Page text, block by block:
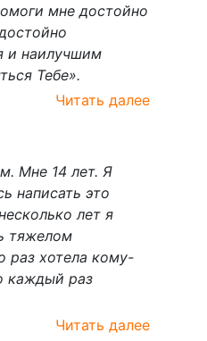
мне достойно
и наилучшим
Тебе».
Читать далее
Мне 14 лет. Я
написать это
лет я
тяжелом
раз хотела кому-
каждый раз
Читать далее